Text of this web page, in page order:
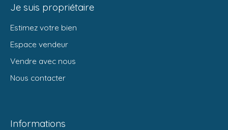
Je suis propriétaire
Estimez votre bien
Espace vendeur
Vendre avec nous
Nous contacter
Informations